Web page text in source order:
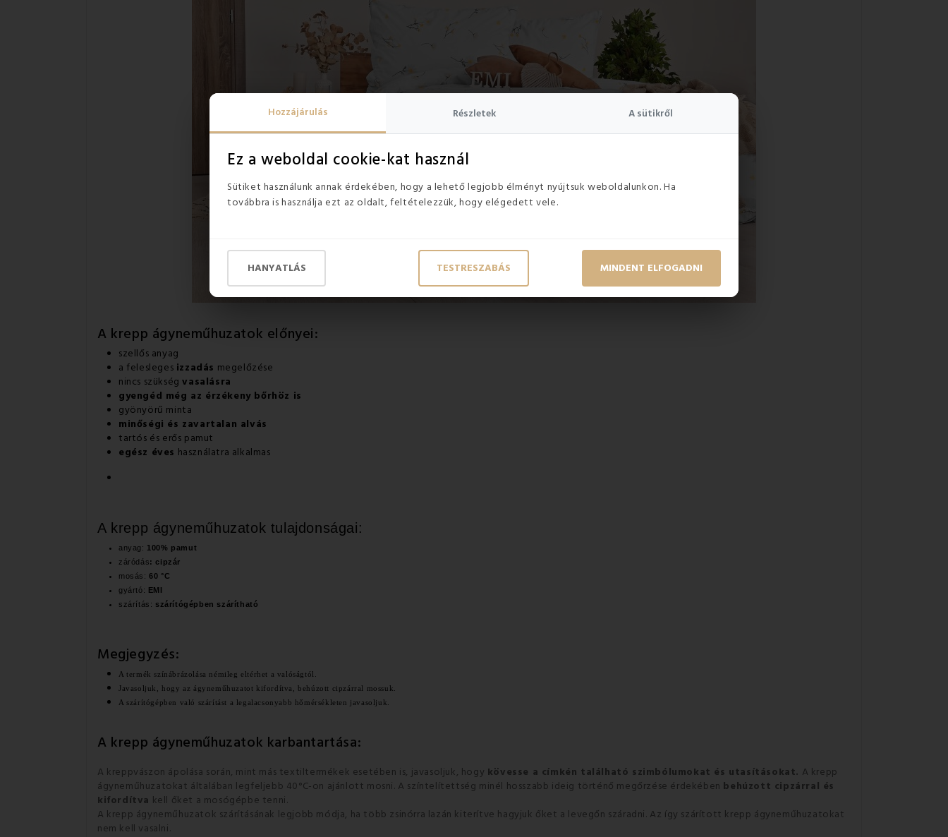
Hozzájárulás Részletek A sütikről
Ez a weboldal cookie-kat használ
Sütiket használunk annak érdekében, hogy a lehető legjobb élményt nyújtsuk weboldalunkon. Ha
továbbra is használja ezt az oldalt, feltételezzük, hogy elégedett vele.
HANYATLÁS TESTRESZABÁS MINDENT ELFOGADNI
A krepp ágyneműhuzatok előnyei:
szellős anyag
a felesleges izzadás megelőzése
nincs szükségvasalásra
gyengéd még az érzékeny bőrhöz is
gyönyörű minta
minőségi és zavartalan alvás
tartós és erős pamut
egész éves használatra alkalmas
A krepp ágyneműhuzatok tulajdonságai:
anyag: 100% pamut
záródás: cipzár
mosás:60 °C
gyártó: EMI
szárítás: szárítógépben szárítható
Megjegyzés:
A termék színábrázolása némileg eltérhet a valóságtól.
Javasoljuk, hogy az ágyneműhuzatot kifordítva, behúzott cipzárral mossuk.
A szárítógépben való szárítást a legalacsonyabb hőmérsékleten javasoljuk.
A krepp ágyneműhuzatok karbantartása:
A kreppvászon ápolása során, mint más textiltermékek esetében is, javasoljuk, hogy kövesse a címkén található szimbólumokat és utasításokat. A krepp
ágyneműhuzatokat általában legfeljebb 40°C-on ajánlott mosni. A színtelítettség minél hosszabb ideig történő megőrzése érdekében behúzott cipzárral és
kifordítva kell őket a mosógépbe tenni.
A krepp ágyneműhuzatok szárításának legjobb módja, ha több zsinórra lazán kiterítve hagyjuk őket a levegőn száradni. Az így szárított krepp ágyneműhuzatokat
nem kell vasalni.